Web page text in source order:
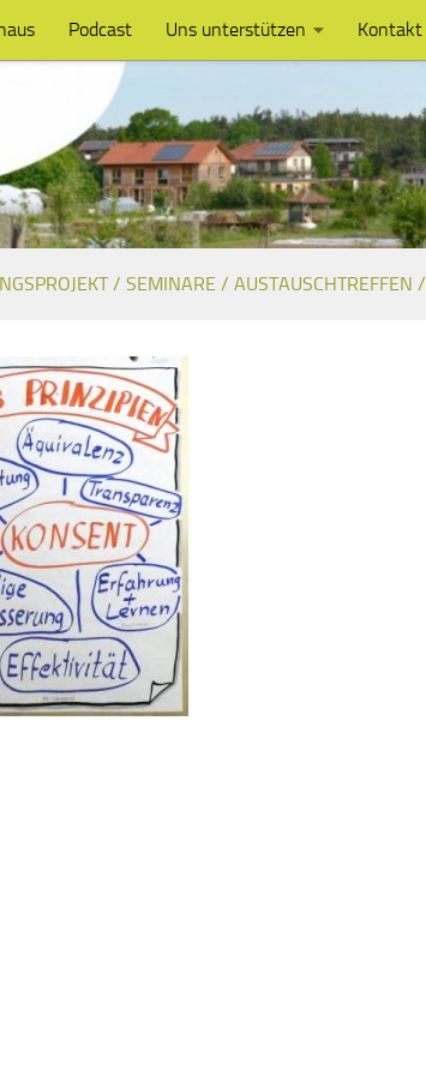
Podcast Uns unterstützen Kontakt
/ SEMINARE / AUSTAUSCHTREFFEN /